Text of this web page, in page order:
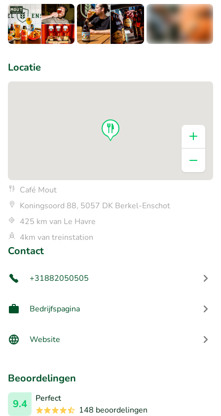
Locatie
Café Mout
Koningsoord 88, 5057 DK Berkel-Enschot
425 km van Le Havre
4km van treinstation
Contact
+31882050505
Bedrijfspagina
Website
Beoordelingen
9.4
Perfect
148 beoordelingen